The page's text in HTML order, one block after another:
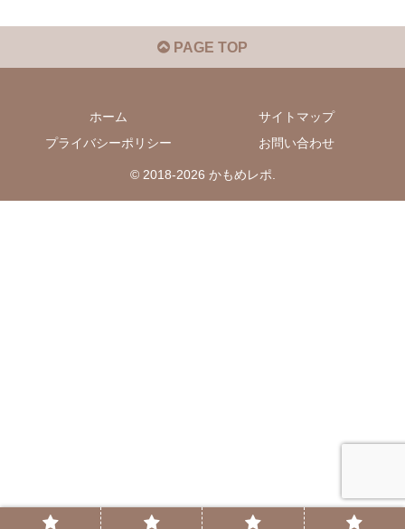
PAGE TOP
ホーム
サイトマップ
プライバシーポリシー
お問い合わせ
© 2018-2026 かもめレポ.